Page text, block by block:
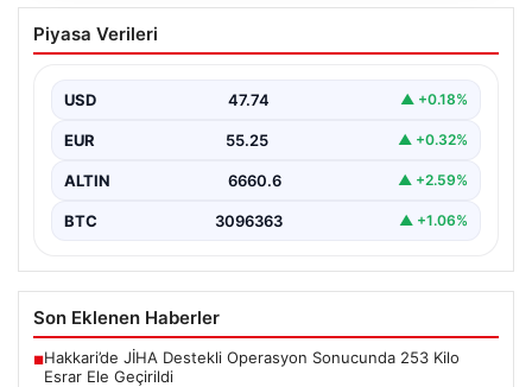
Veli Ağbaba’nın ağabeyi Hür Ağbaba
tutuklandı
Piyasa Verileri
USD 47.74 ▲ +0.18%
EUR 55.25 ▲ +0.32%
ALTIN 6660.6 ▲ +2.59%
BTC 3096363 ▲ +1.06%
Son Eklenen Haberler
■Hakkari’de JİHA Destekli Operasyon Sonucunda 253 Kilo
Esrar Ele Geçirildi